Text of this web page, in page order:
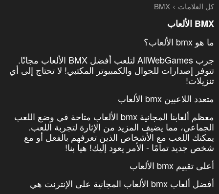
كل العلامات BMX
BMX الألعاب
ما هو bmx الألعاب؟
جرب AllWebGames لتلعب أفضل BMX الألعاب مجانًا.
تتوفر إصدارات للجوال والكمبيوتر المكتبي! لا تحتاج إلى أي
تنزيلات!
متعدد اللاعبين bmx الألعاب
معظم ألعابنا المجانية bmx الألعاب متاحة في وضع اللعب
الجماعي، مما يضيف المزيد من الإثارة لتجربة اللعب.
يمكنك اللعب مع الأشخاص الذين تعرفهم بالفعل أو مع
شخص جديد تمامًا - الأمر يعود إليك! هيا بنا!
أعلى تقييم bmx الألعاب
أفضل ألعاب bmx الألعاب المجانية على الإنترنت هي